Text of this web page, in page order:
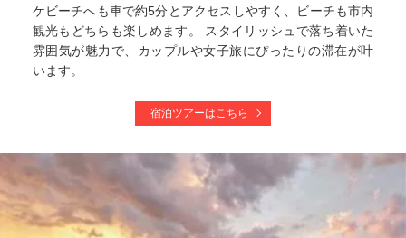
ケビーチへも車で約5分とアクセスしやすく、ビーチも市内
観光もどちらも楽しめます。 スタイリッシュで落ち着いた
雰囲気が魅力で、カップルや女子旅にぴったりの滞在が叶
います。
宿泊ツアーはこちら